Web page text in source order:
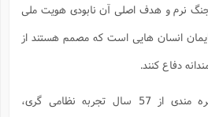
نرم و هدف اصلی آن نابودی هویت ملی
ایمان انسان هایی است که مصمم هستند از
دفاع کنند.
اعضای ناتوی فرهنگی با بهره مندی از 57 سال تجربه نظامی گری،